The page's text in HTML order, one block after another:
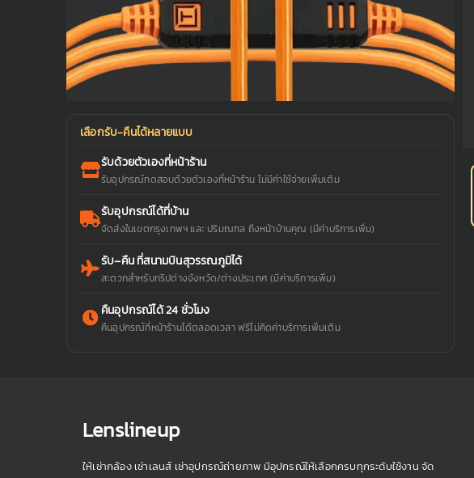
เลือกรับ-คืนได้หลายแบบ
รับด้วยตัวเองที่หน้าร้าน
รับอุปกรณ์ทดสอบด้วยตัวเองที่หน้าร้าน ไม่มีค่าใช้จ่ายเพิ่มเติม
รับอุปกรณ์ได้ที่บ้าน
จัดส่งในเขตกรุงเทพฯ และ ปริมณฑล ถึงหน้าบ้านคุณ (มีค่าบริการเพิ่ม)
รับ–คืน ที่สนามบินสุวรรณภูมิได้
สะดวกสำหรับทริปต่างจังหวัด/ต่างประเทศ (มีค่าบริการเพิ่ม)
คืนอุปกรณ์ได้ 24 ชั่วโมง
คืนอุปกรณ์ที่หน้าร้านได้ตลอดเวลา ฟรีไม่คิดค่าบริการเพิ่มเติม
Lenslineup
ให้เช่ากล้อง เช่าเลนส์ เช่าอุปกรณ์ถ่ายภาพ มีอุปกรณ์ให้เลือกครบทุกระดับใช้งาน จัด